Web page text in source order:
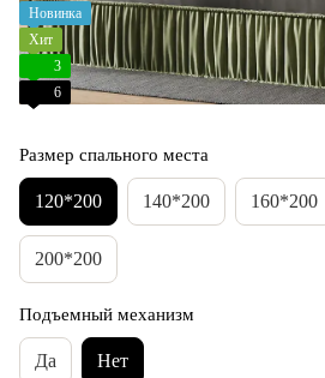
Новинка
Хит
3
6
Размер спального места
120*200 140*200 160*200
200*200
Подъемный механизм
Да Нет